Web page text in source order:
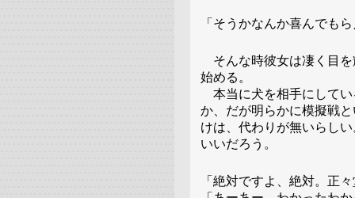
「そうかなんか喜んでも
そんな時彼女は凄く目を
始める。
本当に犬を相手にしてい
か、だが明らかに模擬戦
けは、代わりが無いらし
いいだろう。
「絶対ですよ、絶対。正